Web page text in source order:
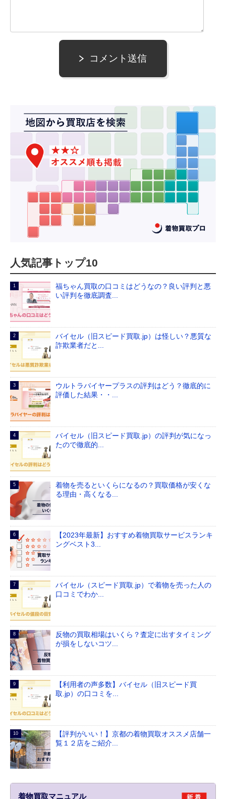
コメント送信
人気記事トップ10
福ちゃん買取の口コミはどうなの？良い評判と悪
い評判を徹底調査...
バイセル（旧スピード買取.jp）は怪しい？悪質な
詐欺業者だと...
ウルトラバイヤープラスの評判はどう？徹底的に
評価した結果・・...
バイセル（旧スピード買取.jp）の評判が気になっ
たので徹底的...
着物を売るといくらになるの？買取価格が安くな
る理由・高くなる...
【2023年最新】おすすめ着物買取サービスランキ
ングベスト3...
バイセル（スピード買取.jp）で着物を売った人の
口コミでわか...
反物の買取相場はいくら？査定に出すタイミング
が損をしないコツ...
【利用者の声多数】バイセル（旧スピード買
取.jp）の口コミを...
【評判がいい！】京都の着物買取オススメ店舗一
覧１２店をご紹介...
着物買取マニュアル